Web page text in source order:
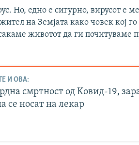
Но, едно е сигурно, вирусот е
на Земјата како човек кој го
животот да ги почитуваме
И ОВА:
смртност од Kовид-19,
се носат на лекар